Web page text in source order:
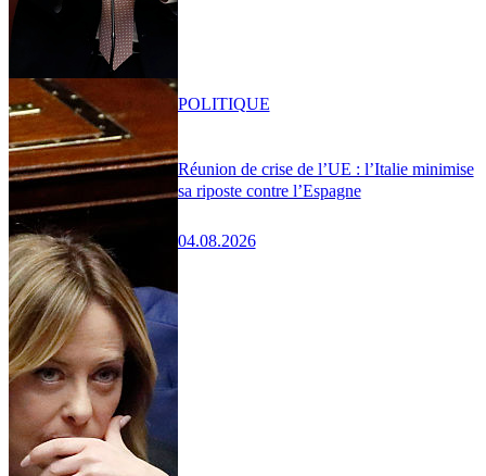
Réunion de crise de l’UE : l’Italie minimise
sa riposte contre l’Espagne
04.08.2026
POLITIQUE